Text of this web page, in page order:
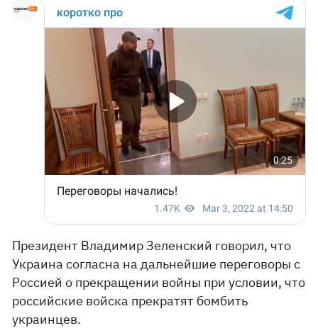
Президент Владимир Зеленский говорил, что
Украина согласна на дальнейшие переговоры с
Россией о прекращении войны при условии, что
российские войска прекратят бомбить
украинцев.